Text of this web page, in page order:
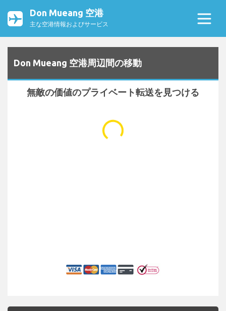
Don Mueang 空港
主な空港情報およびサービス
Don Mueang 空港周辺間の移動
無敵の価値のプライベート転送を見つける
...